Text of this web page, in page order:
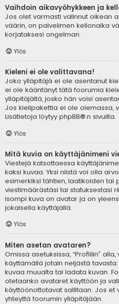
Vaihdoin aikavyöhykkeen ja
Jos olet varmasti valinnut oikean
väärin, on palvelimen kellonaika
korjataksesi ongelman.
Ylös
Kieleni ei ole valittavana!
Joko ylläpitäjä ei ole asentanut
ei ole kääntänyt tätä foorumia
ylläpitäjältä, josko hän voisi
Jos kielipakettia ei ole olemassa,
Lisätietoja löytyy phpBB®:n sivuilta.
Ylös
Mitä kuvia on käyttäjänimeni
Viestejä katsottaessa
kaksi kuvaa. Yksi niistä voi olla
esimerkiksi tähtien, laatikoiden tai
viestimäärästäsi tai statuksestasi
isompi kuva on avatar ja on
jokaisella käyttäjällä.
Ylös
Miten asetan avataren?
Omissa asetuksissa, “Profiilin”
käyttämällä jotain neljästä
kuvaa muualta tai ladata kuvan.
otetaanko avataret käyttöön ja
käyttöönottotavat sallitaan. Jos et
yhteyttä foorumin ylläpitäjään.